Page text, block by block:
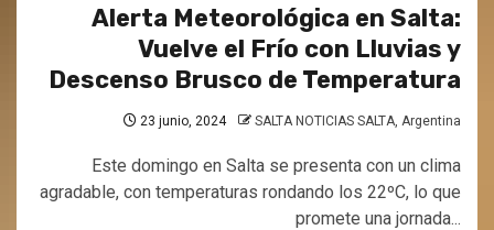
Alerta Meteorológica en Salta:
Vuelve el Frío con Lluvias y
Descenso Brusco de Temperatura
23 junio, 2024 SALTA NOTICIAS SALTA, Argentina
Este domingo en Salta se presenta con un clima
agradable, con temperaturas rondando los 22ºC, lo que
promete una jornada...